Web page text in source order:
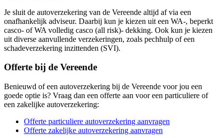
Je sluit de autoverzekering van de Vereende altijd af via een
onafhankelijk adviseur. Daarbij kun je kiezen uit een WA-, beperkt
casco- of WA volledig casco (all risk)- dekking. Ook kun je kiezen
uit diverse aanvullende verzekeringen, zoals pechhulp of een
schadeverzekering inzittenden (SVI).
Offerte bij de Vereende
Benieuwd of een autoverzekering bij de Vereende voor jou een
goede optie is? Vraag dan een offerte aan voor een particuliere of
een zakelijke autoverzekering:
Offerte particuliere autoverzekering aanvragen
Offerte zakelijke autoverzekering aanvragen